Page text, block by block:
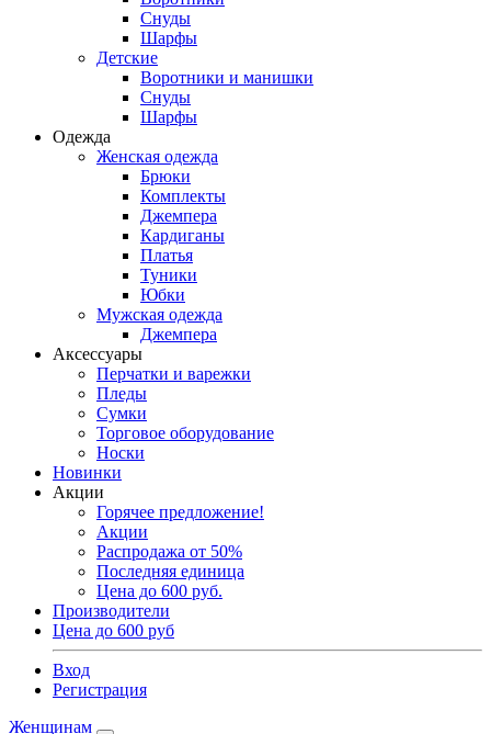
Снуды
Шарфы
Детские
Воротники и манишки
Снуды
Шарфы
Одежда
Женская одежда
Брюки
Комплекты
Джемпера
Кардиганы
Платья
Туники
Юбки
Мужская одежда
Джемпера
Аксессуары
Перчатки и варежки
Пледы
Сумки
Торговое оборудование
Носки
Новинки
Акции
Горячее предложение!
Акции
Распродажа от 50%
Последняя единица
Цена до 600 руб.
Производители
Цена до 600 руб
Вход
Регистрация
Женщинам